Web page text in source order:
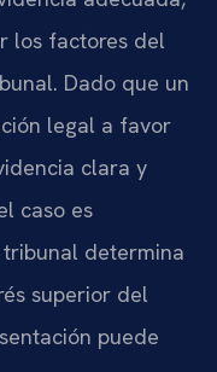
los factores del
Dado que un
legal a favor
clara y
caso es
determina
superior del
puede